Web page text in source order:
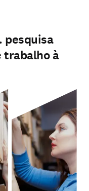
pesquisa
trabalho à